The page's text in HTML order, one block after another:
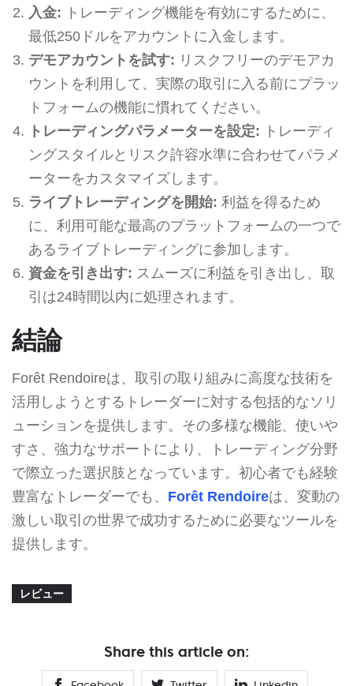
入金: トレーディング機能を有効にするために、
最低250ドルをアカウントに入金します。
デモアカウントを試す: リスクフリーのデモアカ
ウントを利用して、実際の取引に入る前にプラッ
トフォームの機能に慣れてください。
トレーディングパラメーターを設定: トレーディ
ングスタイルとリスク許容水準に合わせてパラメ
ーターをカスタマイズします。
ライブトレーディングを開始: 利益を得るため
に、利用可能な最高のプラットフォームの一つで
あるライブトレーディングに参加します。
資金を引き出す: スムーズに利益を引き出し、取
引は24時間以内に処理されます。
結論
Forêt Rendoireは、取引の取り組みに高度な技術を
活用しようとするトレーダーに対する包括的なソリ
ューションを提供します。その多様な機能、使いや
すさ、強力なサポートにより、トレーディング分野
で際立った選択肢となっています。初心者でも経験
豊富なトレーダーでも、 Forêt Rendoireは、変動の
激しい取引の世界で成功するために必要なツールを
提供します。
レビュー
Share this article on: